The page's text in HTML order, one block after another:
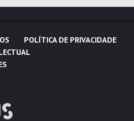
POLÍTICA DE PRIVACIDADE